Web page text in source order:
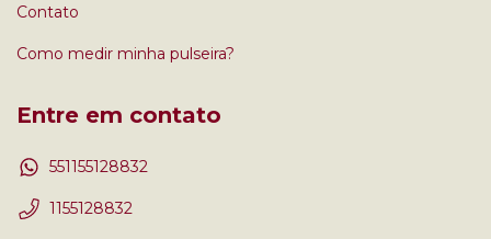
Contato
Como medir minha pulseira?
Entre em contato
551155128832
1155128832